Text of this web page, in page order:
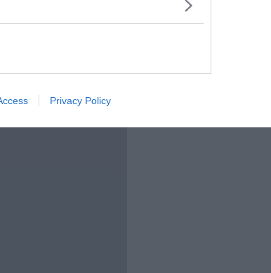
Privacy Policy